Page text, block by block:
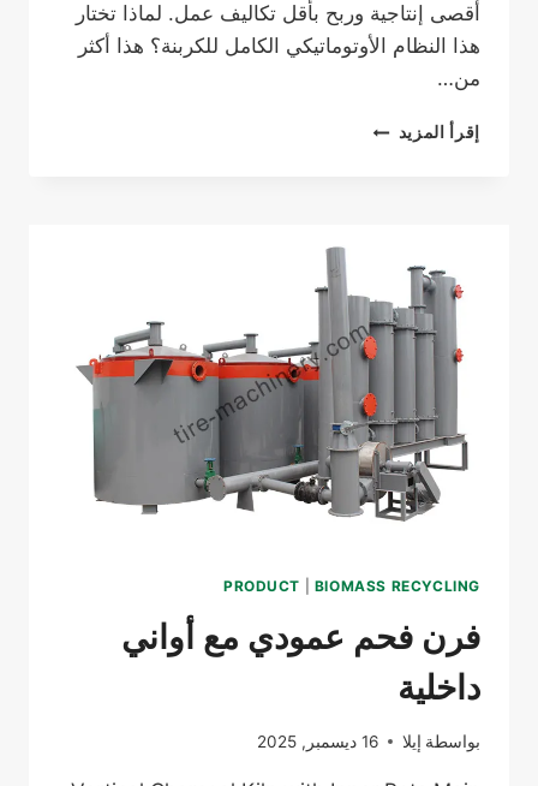
أقصى إنتاجية وربح بأقل تكاليف عمل. لماذا تختار
هذا النظام الأوتوماتيكي الكامل للكربنة؟ هذا أكثر
من…
إقرأ المزيد فرن
PRODUCT BIOMASS RECYCLING
فرن فحم عمودي مع أواني
داخلية
بواسطة إيلا 16 ديسمبر, 2025